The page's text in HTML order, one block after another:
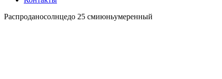
Распроданосолнцедо 25 смиюньумеренный